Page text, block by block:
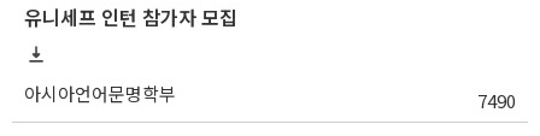
유니세프 인턴 참가자 모집
아시아언어문명학부 7490